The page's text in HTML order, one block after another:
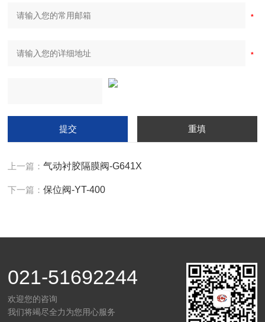
上一篇：气动衬胶隔膜阀-G641X
下一篇：保位阀-YT-400
021-51692244
欢迎您的咨询
我们将竭尽全力为您用心服务